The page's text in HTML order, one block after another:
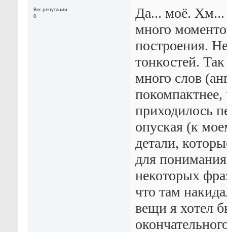
Вес репутации
0
Да... моё. Хм...
много
построения.
тонкостей.
много слов
приходилось
опуская (к
детали,
для
некоторых
что там
вещи я хотел